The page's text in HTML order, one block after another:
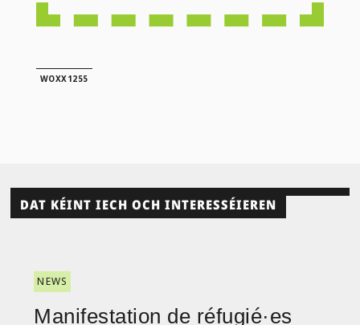
WOXX1255
DAT KÉINT IECH OCH INTERESSÉIEREN
NEWS
Manifestation de réfugié·es